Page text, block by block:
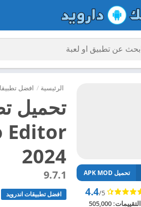
الرئيسية / افضل
تحميل
2024
9.7.1
افضل تطبيقات اندرويد
تحميل APK MOD
4.4/5
التقييمات:505,000